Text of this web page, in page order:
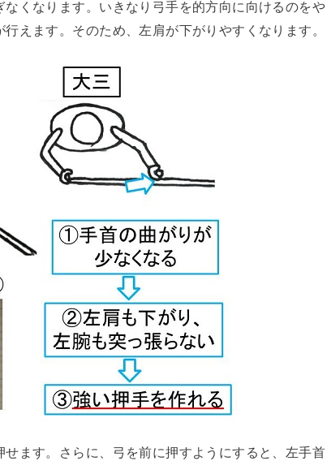
くなります。いきなり弓手を的方向に向けるのをや
えます。そのため、左肩が下がりやすくなります。
ます。さらに、弓を前に押すようにすると、左手首